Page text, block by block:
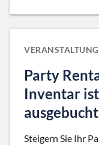
Party
Inventar
ausgebucht
Steigern Sie Ihr